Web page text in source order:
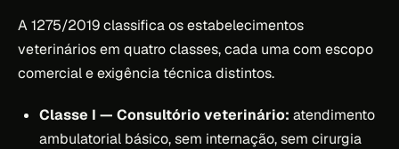
A 1275/2019 classifica os estabelecimentos
veterinários em quatro classes, cada uma com escopo
comercial e exigência técnica distintos.
Classe I — Consultório veterinário: atendimento
ambulatorial básico, sem internação, sem cirurgia